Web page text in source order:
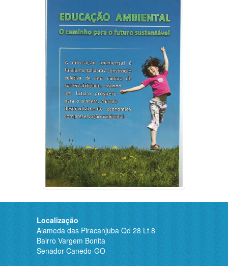
Localização
Alameda das Piracanjuba Qd 28 Lt 8
Bairro Vargem Bonita
Senador Canedo-GO